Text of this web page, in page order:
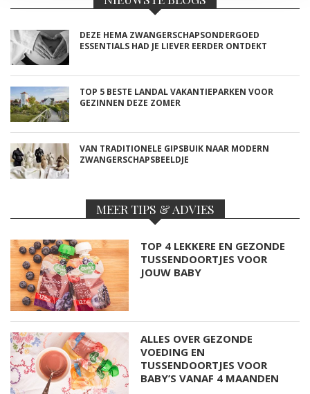
DEZE HEMA ZWANGERSCHAPSONDERGOED
ESSENTIALS HAD JE LIEVER EERDER ONTDEKT
TOP 5 BESTE LANDAL VAKANTIEPARKEN VOOR
GEZINNEN DEZE ZOMER
VAN TRADITIONELE GIPSBUIK NAAR MODERN
ZWANGERSCHAPSBEELDJE
MEER TIPS & ADVIES
TOP 4 LEKKERE EN GEZONDE
TUSSENDOORTJES VOOR
JOUW BABY
ALLES OVER GEZONDE
VOEDING EN
TUSSENDOORTJES VOOR
BABY’S VANAF 4 MAANDEN